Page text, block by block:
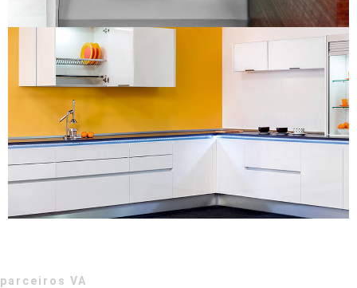
parceiros VA